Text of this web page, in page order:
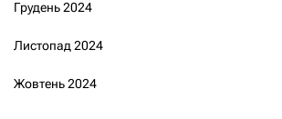
Грудень 2024
Листопад 2024
Жовтень 2024